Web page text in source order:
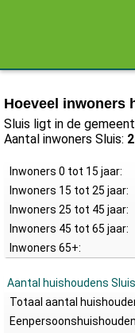
Hoeveel inwoners
Sluis ligt in de
Aantal inwoners Sluis:
Inwoners 0 tot 15 jaar:
Inwoners 15 tot 25 jaar:
Inwoners 25 tot 45 jaar:
Inwoners 45 tot 65 jaar:
Inwoners 65+:
Aantal huishoudens Sluis
Totaal aantal